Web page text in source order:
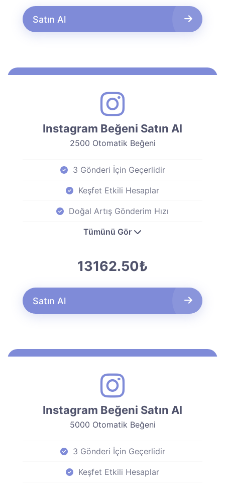
Satın Al
Instagram Beğeni Satın Al
2500 Otomatik Beğeni
3 Gönderi İçin Geçerlidir
Keşfet Etkili Hesaplar
Doğal Artış Gönderim Hızı
Tümünü Gör
13162.50₺
Satın Al
Instagram Beğeni Satın Al
5000 Otomatik Beğeni
3 Gönderi İçin Geçerlidir
Keşfet Etkili Hesaplar